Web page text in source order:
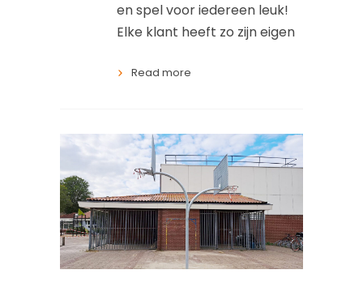
en spel voor iedereen leuk!
Elke klant heeft zo zijn eigen
Read more